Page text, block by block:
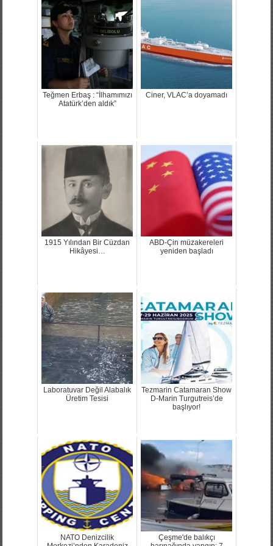
Teğmen Erbaş : “İlhamımızı
Atatürk’den aldık”
Ciner, VLAC’a doyamadı
1915 Yılından Bir Cüzdan
Hikâyesi…
ABD-Çin müzakereleri
yeniden başladı
Laboratuvar Değil Alabalık
Üretim Tesisi
Tezmarin Catamaran Show
D-Marin Turgutreis’de
başlıyor!
NATO Denizcilik
Çeşme'de balıkçı